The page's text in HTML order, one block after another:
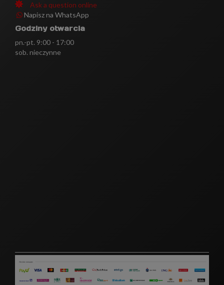
Ask a question online
Napisz na WhatsApp
Godziny otwarcia
pn.-pt. 9:00 - 17:00
sob. nieczynne